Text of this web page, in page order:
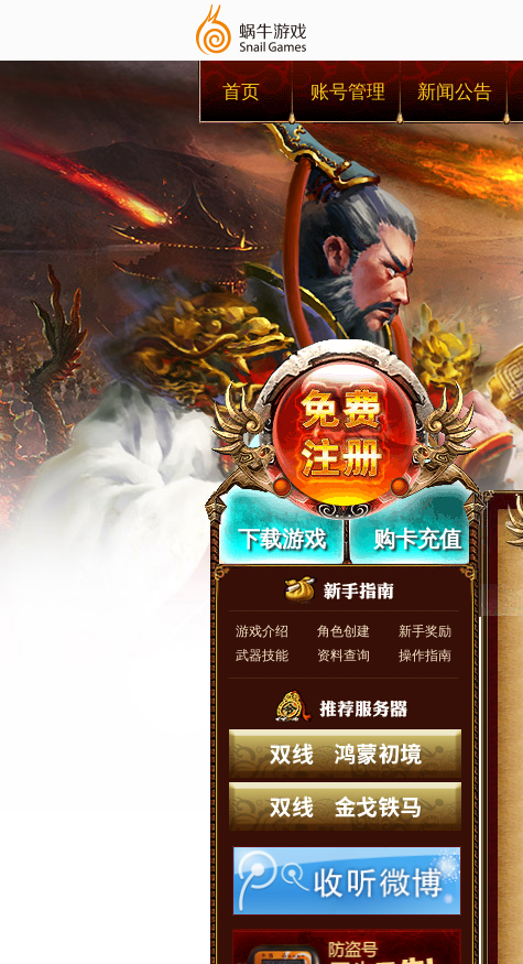
首页 账号管理 新闻公告
下载游戏 购卡充值
游戏介绍 角色创建
新手奖励
武器技能
资料查询 操作指南